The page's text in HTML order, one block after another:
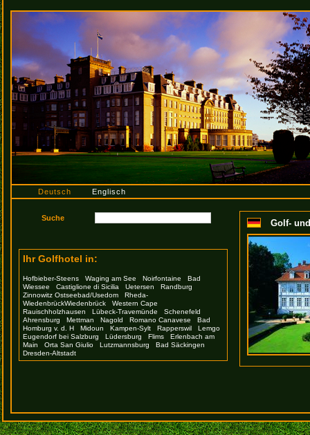
Deutsch Englisch
Ihr Golfhotel in:
Hofbieber-Steens Waging am See Noirfontaine
Bad
Wiessee
Castiglione di Sicilia Uetersen
Randburg
Zinnowitz Ostseebad/Usedom
Rheda-
WiedenbrückWiedenbrück
Western Cape
Rauischholzhausen
Lübeck-Travemünde
Schenefeld
Ahrensburg
Mettman Nagold Romano Canavese
Bad
Homburg v. d. H
Midoun Kampen-Sylt Rapperswil
Lemgo
Eugendorf bei Salzburg
Lüdersburg Flims
Erlenbach am
Main
Orta San Giulio Lutzmannsburg
Bad Säckingen
Dresden-Altstadt
Golf-